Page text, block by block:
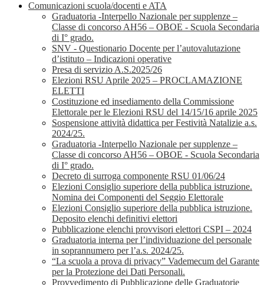
Comunicazioni scuola/docenti e ATA
Graduatoria -Interpello Nazionale per supplenze –
Classe di concorso AH56 – OBOE - Scuola Secondaria
di I° grado.
SNV - Questionario Docente per l’autovalutazione
d’istituto – Indicazioni operative
Presa di servizio A.S.2025/26
Elezioni RSU Aprile 2025 – PROCLAMAZIONE
ELETTI
Costituzione ed insediamento della Commissione
Elettorale per le Elezioni RSU del 14/15/16 aprile 2025
Sospensione attività didattica per Festività Natalizie a.s.
2024/25.
Graduatoria -Interpello Nazionale per supplenze –
Classe di concorso AH56 – OBOE - Scuola Secondaria
di I° grado.
Decreto di surroga componente RSU 01/06/24
Elezioni Consiglio superiore della pubblica istruzione.
Nomina dei Componenti del Seggio Elettorale
Elezioni Consiglio superiore della pubblica istruzione.
Deposito elenchi definitivi elettori
Pubblicazione elenchi provvisori elettori CSPI – 2024
Graduatoria interna per l’individuazione del personale
in soprannumero per l’a.s. 2024/25.
“La scuola a prova di privacy” Vademecum del Garante
per la Protezione dei Dati Personali.
Provvedimento di Pubblicazione delle Graduatorie